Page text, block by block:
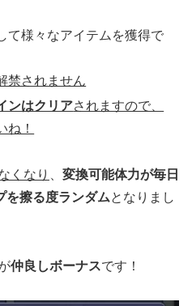
て様々なアイテムを獲得で
禁されません
ンはクリアされますので、
ね！
くなり
変換可能体力が毎日
を擦る度ランダムとなりまし
仲良しボーナスです！